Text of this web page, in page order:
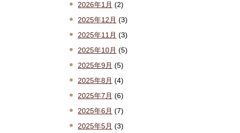
2026年1月 (2)
2025年12月 (3)
2025年11月 (3)
2025年10月 (5)
2025年9月 (5)
2025年8月 (4)
2025年7月 (6)
2025年6月 (7)
2025年5月 (3)